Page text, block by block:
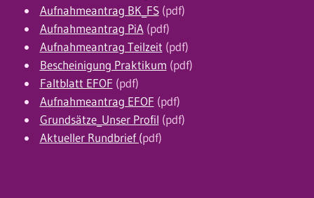
Aufnahmeantrag BK_FS(pdf)
Aufnahmeantrag PiA(pdf)
Aufnahmeantrag Teilzeit (pdf)
Bescheinigung Praktikum (pdf)
Faltblatt EFOF (pdf)
Aufnahmeantrag EFOF (pdf)
Grundsätze_Unser Profil (pdf)
Aktueller Rundbrief (pdf)